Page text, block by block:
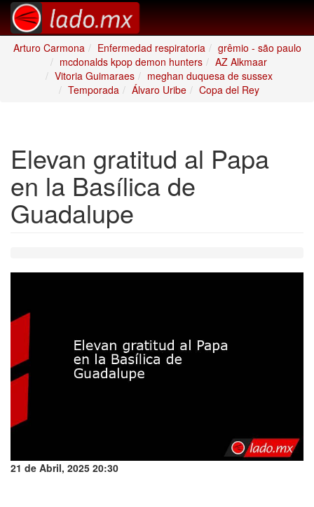
Arturo Carmona Enfermedad respiratoria
grêmio - são paulo
mcdonalds kpop demon hunters
AZ Alkmaar
Vitoria Guimaraes
meghan duquesa de sussex
Temporada
Álvaro Uribe Copa del Rey
Elevan gratitud al Papa
en la Basílica de
Guadalupe
21 de Abril, 2025 20:30